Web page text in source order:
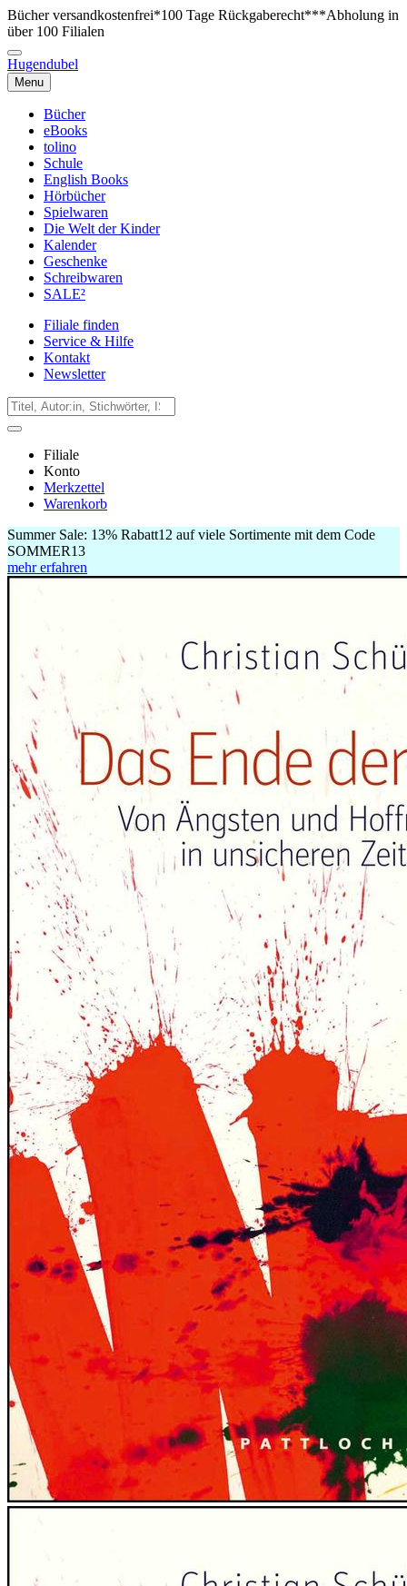
Bücher versandkostenfrei*100 Tage Rückgaberecht***Abholung in
über 100 Filialen
Hugendubel
Menu
Bücher
eBooks
tolino
Schule
English Books
Hörbücher
Spielwaren
Die Welt der Kinder
Kalender
Geschenke
Schreibwaren
SALE²
Filiale finden
Service & Hilfe
Kontakt
Newsletter
Filiale
Konto
Merkzettel
Warenkorb
Summer Sale: 13% Rabatt12 auf viele Sortimente mit dem Code
SOMMER13
mehr erfahren